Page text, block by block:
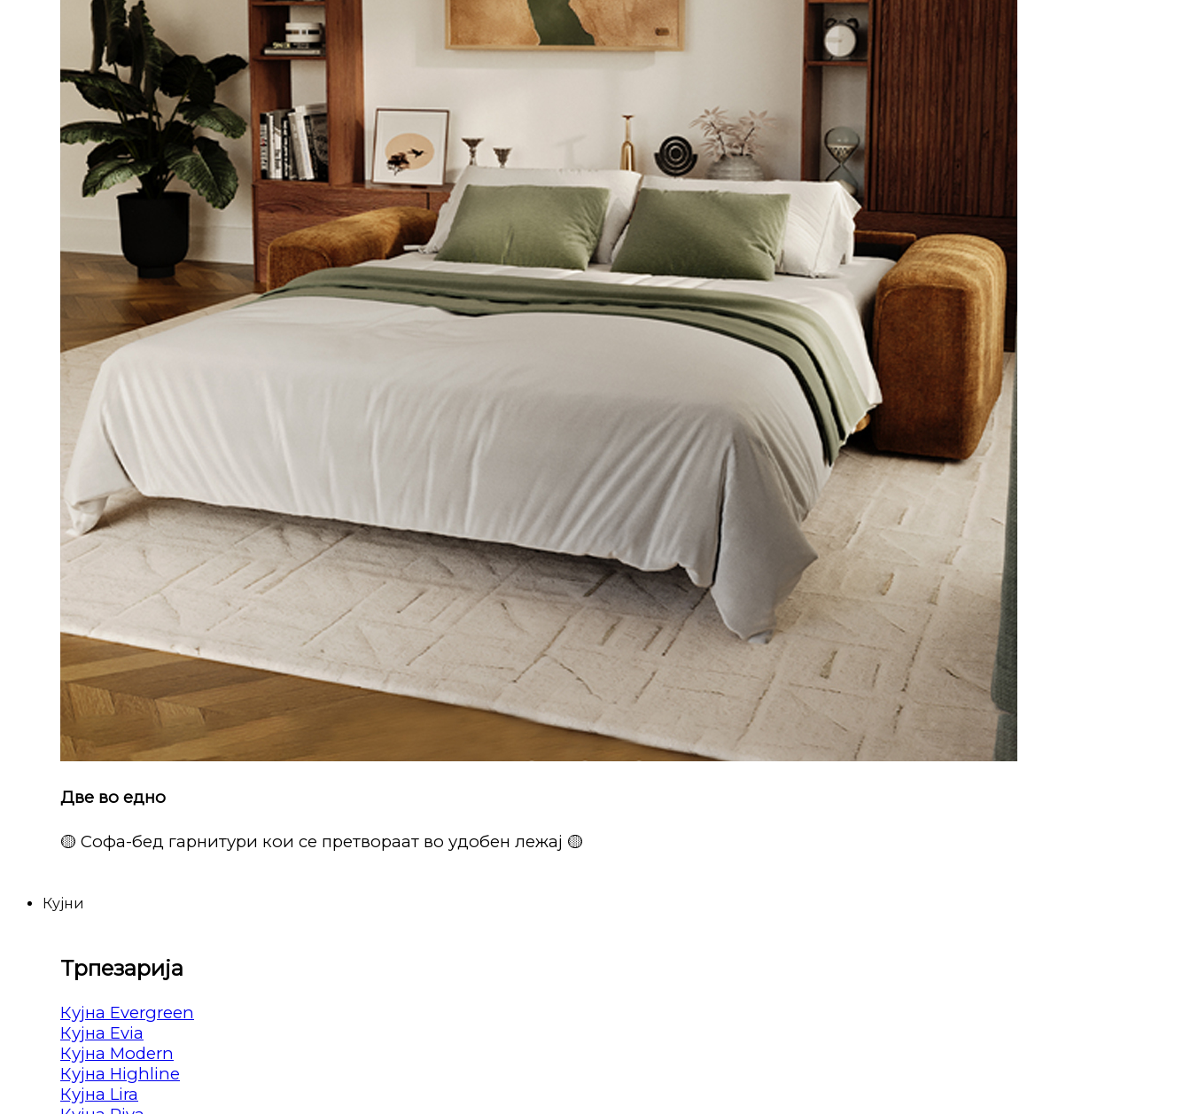
Две во едно
🟡 Софа-бед гарнитури кои се претвораат во удобен лежај 🟡
Кујни
Трпезарија
Кујна Evergreen
Кујна Evia
Кујна Modern
Кујна Highline
Кујна Lira